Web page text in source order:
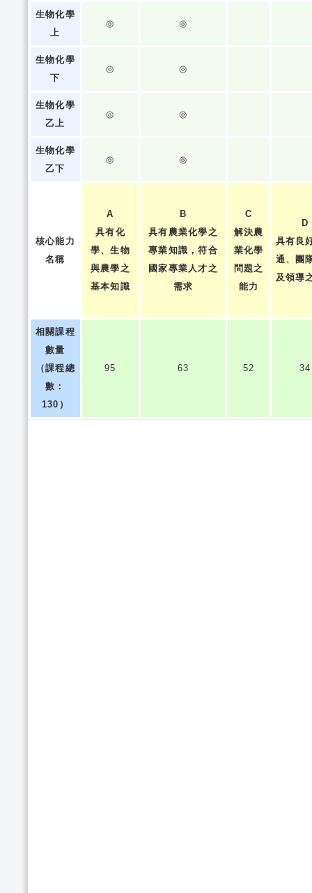
生物化學
上
◎ ◎
生物化學
下
◎ ◎
生物化學
乙上
◎ ◎
生物化學
乙下
◎ ◎
核心能力
名稱
A
具有化
學、生物
與農學之
基本知識
B
具有農業化學之
專業知識，符合
國家專業人才之
需求
C
解決農
業化學
問題之
能力
D
具有良
通、團
及領導
相關課程
數量
（課程總
數：
130）
95 63 52 34